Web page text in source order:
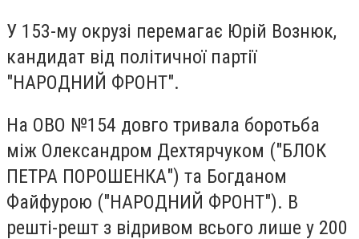
У 153-му окрузі перемагає Юрій Вознюк,
кандидат від політичної партії
"НАРОДНИЙ ФРОНТ".
На ОВО №154 довго тривала боротьба
між Олександром Дехтярчуком ("БЛОК
ПЕТРА ПОРОШЕНКА") та Богданом
Файфурою ("НАРОДНИЙ ФРОНТ"). В
решті-решт з відривом всього лише у 200